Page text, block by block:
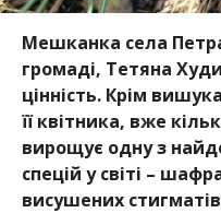
Мешканка села
громаді, Тетяна
цінність. Крім
її квітника, вже
вирощує одну з
спецій у світі –
висушених